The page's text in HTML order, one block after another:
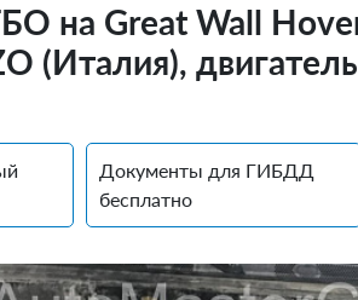
на Great Wall
(Италия),
Документы для ГИБДД
бесплатно